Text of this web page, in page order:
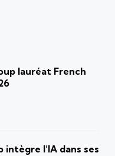
lauréat French
l’IA dans ses